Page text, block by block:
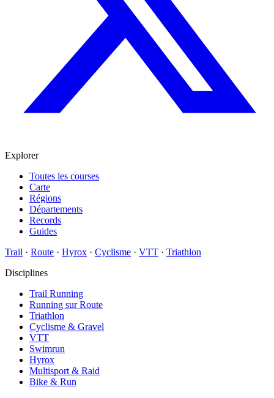
Explorer
Toutes les courses
Carte
Régions
Départements
Records
Guides
Trail · Route · Hyrox · Cyclisme · VTT · Triathlon
Disciplines
Trail Running
Running sur Route
Triathlon
Cyclisme & Gravel
VTT
Swimrun
Hyrox
Multisport & Raid
Bike & Run